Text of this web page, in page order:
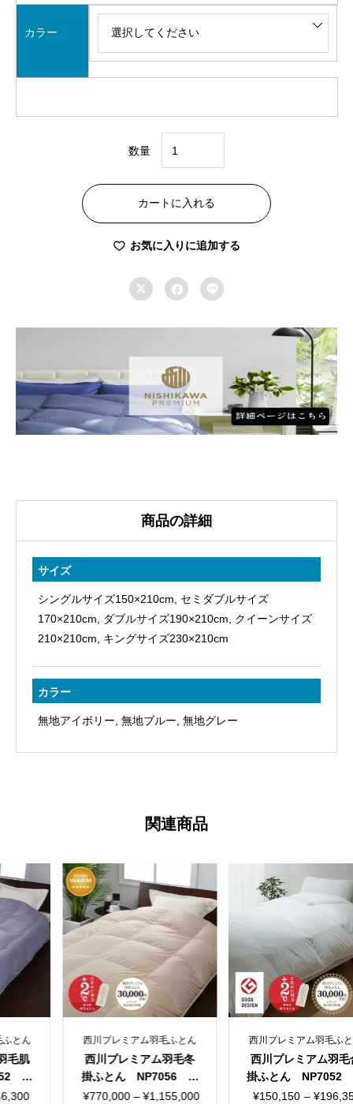
カラー
数量
川
プ
レ
ミ
ム
肌
ふ
と
100％
ラ
ム
コ
サ
テ
ン
本
個
カートに入れる
お気に入りに追加する
  
商品の詳細
サイズ
シングルサイズ150×210cm, セミダブルサイズ
170×210cm, ダブルサイズ190×210cm, クイーンサイズ
210×210cm, キングサイズ230×210cm
カラー
無地アイボリー, 無地ブルー, 無地グレー
関連商品
アム羽毛ふとん
ミアム羽毛冬
NP7056 海
日本製
– ¥1,155,000
価
西川プレミアム羽毛ふとん
西川プレミアム羽毛合
掛ふとん NP7052 綿
100％ 80ラムコサテ
¥150,150 – ¥196,350
価
西川プレミア
西川プレミ
掛ふとん
100％ 60
¥ 165,000 –